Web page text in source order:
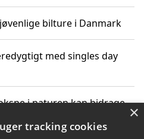
bilture i Danmark
med singles day
i naturen kan bidrage ×
tracking cookies